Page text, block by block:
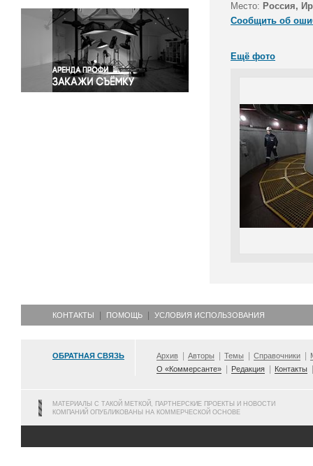
Светская жизнь
Спорт
Экология
Экономика и бизнес
Место: Россия,
Сообщить об
Ещё фото
КОНТАКТЫ ПОМОЩЬ УСЛОВИЯ ИСПОЛЬЗОВАНИЯ
ОБРАТНАЯ СВЯЗЬ Архив Авторы Темы Справочники
О «Коммерсанте»
Редакция Контакты
МАТЕРИАЛЫ С ТАКОЙ МЕТКОЙ, ПАРТНЕРСКИЕ ПРОЕКТЫ И НОВОСТИ
КОМПАНИЙ ОПУБЛИКОВАНЫ НА КОММЕРЧЕСКОЙ ОСНОВЕ